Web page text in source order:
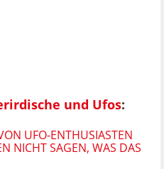
und Ufos:
UFO-ENTHUSIASTEN
NICHT SAGEN, WAS DAS